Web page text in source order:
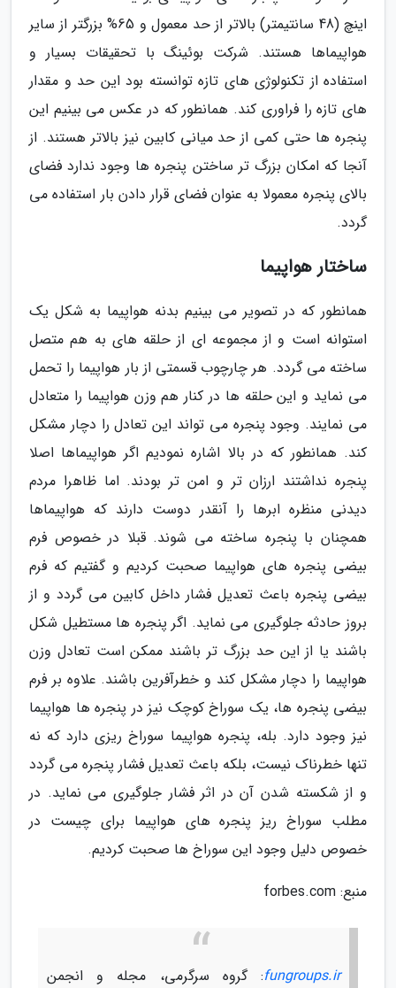
اینچ (48 سانتیمتر) بالاتر از حد معمول و 65% بزرگتر از سایر
هواپیماها هستند. شرکت بوئینگ با تحقیقات بسیار و
استفاده از تکنولوژی های تازه توانسته بود این حد و مقدار
های تازه را فراوری کند. همانطور که در عکس می بینیم این
پنجره ها حتی کمی از حد میانی کابین نیز بالاتر هستند. از
آنجا که امکان بزرگ تر ساختن پنجره ها وجود ندارد فضای
بالای پنجره معمولا به عنوان فضای قرار دادن بار استفاده می
گردد.
ساختار هواپیما
همانطور که در تصویر می بینیم بدنه هواپیما به شکل یک
استوانه است و از مجموعه ای از حلقه های به هم متصل
ساخته می گردد. هر چارچوب قسمتی از بار هواپیما را تحمل
می نماید و این حلقه ها در کنار هم وزن هواپیما را متعادل
می نمایند. وجود پنجره می تواند این تعادل را دچار مشکل
کند. همانطور که در بالا اشاره نمودیم اگر هواپیماها اصلا
پنجره نداشتند ارزان تر و امن تر بودند. اما ظاهرا مردم
دیدنی منظره ابرها را آنقدر دوست دارند که هواپیماها
همچنان با پنجره ساخته می شوند. قبلا در خصوص فرم
بیضی پنجره های هواپیما صحبت کردیم و گفتیم که فرم
بیضی پنجره باعث تعدیل فشار داخل کابین می گردد و از
بروز حادثه جلوگیری می نماید. اگر پنجره ها مستطیل شکل
باشند یا از این حد بزرگ تر باشند ممکن است تعادل وزن
هواپیما را دچار مشکل کند و خطرآفرین باشند. علاوه بر فرم
بیضی پنجره ها، یک سوراخ کوچک نیز در پنجره ها هواپیما
نیز وجود دارد. بله، پنجره هواپیما سوراخ ریزی دارد که نه
تنها خطرناک نیست، بلکه باعث تعدیل فشار پنجره می گردد
و از شکسته شدن آن در اثر فشار جلوگیری می نماید. در
مطلب سوراخ ریز پنجره های هواپیما برای چیست در
خصوص دلیل وجود این سوراخ ها صحبت کردیم.
منبع: forbes.com
fungroups.ir: گروه سرگرمی، مجله و انجمن